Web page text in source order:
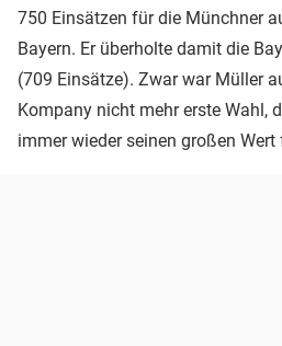
750 Einsätzen für die Münchner
Bayern. Er überholte damit die
(709 Einsätze). Zwar war Müller
Kompany nicht mehr erste Wahl,
immer wieder seinen großen